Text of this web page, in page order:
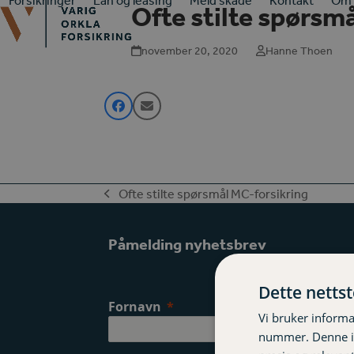
Skip
to
content
Ofte stilte
november 20, 2020 Hanne Thoen
previous
Ofte stilte spørsmål MC-forsikring
Påmelding nyhetsbrev
Fornavn
Dette
Vi bruker
nummer. Denne